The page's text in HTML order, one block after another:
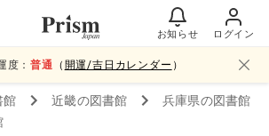
お知らせ ログイン
度：普通 （ 開運/吉日カレンダー ）
館 近畿の図書館 兵庫県の図書館